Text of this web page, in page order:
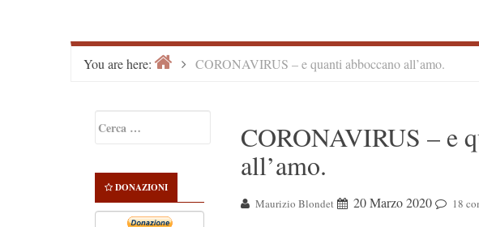
You are here: HomeCORONAVIRUS – e quanti abboccano all’amo.
Sidebar
per:
DONAZIONI
CORONAVIRUS – e
all’amo.
Maurizio Blondet 20 Marzo 2020 18